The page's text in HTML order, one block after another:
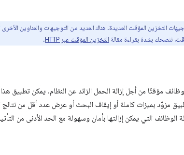
التخزين المؤقت العديدة. هناك العديد من التوجيهات والعناوين
ننصحك بشدة بقراءة مقالة التخزين المؤقت عبر HTTP .
مؤقتًا من أجل إزالة الحمل الزائد عن النظام. يمكن تطبيق
مزوّد بميزات كاملة أو إيقاف البحث أو عرض عدد أقل من نتائج
التي يمكن إزالتها بأمان وسهولة مع الحد الأدنى من